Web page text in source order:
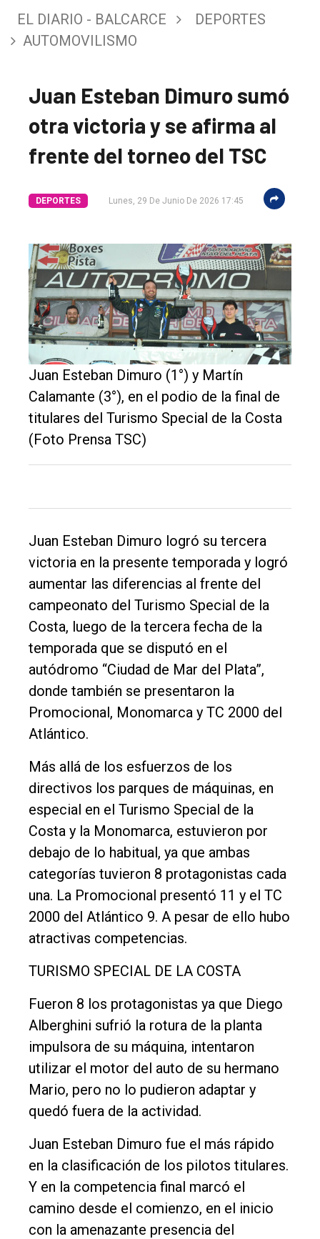
El
único
DIARIO
Balcarce
Inicio
Tendencia
Int.
General
Política
Cultura
Entrevistas
Rural
Deportes
Fúnebres
Edición
Empresa
Contacto
EL DIARIO - BALCARCE
DEPORTES
AUTOMOVILISMO
Juan Esteban Dimuro sumó
otra victoria y se afirma al
frente del torneo del TSC
DEPORTES Lunes, 29 De Junio De 2026 17:45
Juan Esteban Dimuro (1°) y Martín
Calamante (3°), en el podio de la final de
titulares del Turismo Special de la Costa
(Foto Prensa TSC)
Juan Esteban Dimuro logró su tercera
victoria en la presente temporada y logró
aumentar las diferencias al frente del
campeonato del Turismo Special de la
Costa, luego de la tercera fecha de la
temporada que se disputó en el
autódromo “Ciudad de Mar del Plata”,
donde también se presentaron la
Promocional, Monomarca y TC 2000 del
Atlántico.
Más allá de los esfuerzos de los
directivos los parques de máquinas, en
especial en el Turismo Special de la
Costa y la Monomarca, estuvieron por
debajo de lo habitual, ya que ambas
categorías tuvieron 8 protagonistas cada
una. La Promocional presentó 11 y el TC
2000 del Atlántico 9. A pesar de ello hubo
atractivas competencias.
TURISMO SPECIAL DE LA COSTA
Fueron 8 los protagonistas ya que Diego
Alberghini sufrió la rotura de la planta
impulsora de su máquina, intentaron
utilizar el motor del auto de su hermano
Mario, pero no lo pudieron adaptar y
quedó fuera de la actividad.
Juan Esteban Dimuro fue el más rápido
en la clasificación de los pilotos titulares.
Y en la competencia final marcó el
camino desde el comienzo, en el inicio
con la amenazante presencia del